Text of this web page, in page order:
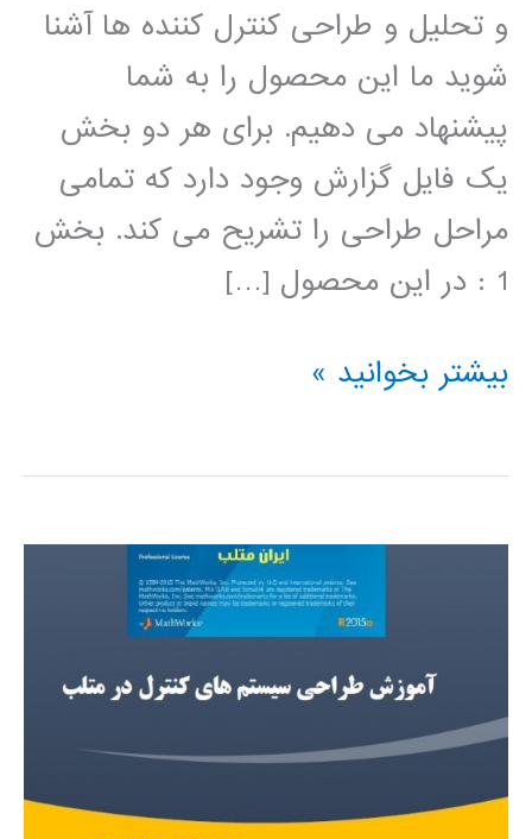
و تحلیل و طراحی کنترل کننده ها آشنا
شوید ما این محصول را به شما
پیشنهاد می دهیم. برای هر دو بخش
یک فایل گزارش وجود دارد که تمامی
مراحل طراحی را تشریح می کند. بخش
1 : در این محصول […]
طراحی
کننده
سیمولینک
بیشتر بخوانید »